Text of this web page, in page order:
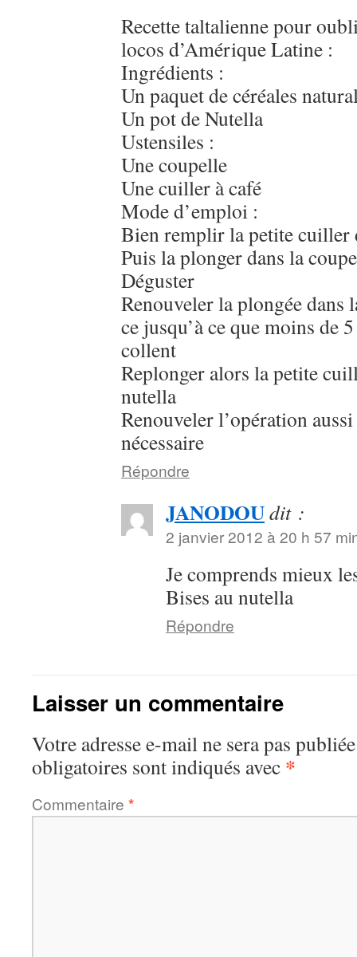
Recette taltalienne pour
locos d’Amérique Latine :
Ingrédients :
Un paquet de céréales
Un pot de Nutella
Ustensiles :
Une coupelle
Une cuiller à café
Mode d’emploi :
Bien remplir la petite cuiller
Puis la plonger dans la
Déguster
Renouveler la plongée dans
ce jusqu’à ce que moins de
collent
Replonger alors la petite
nutella
Renouveler l’opération
nécessaire
Répondre
JANODOUdit :
2 janvier 2012 à 20 h 57
Je comprends mieux
Bises au nutella
Répondre
Laisser un commentaire
Votre adresse e-mail ne sera pas
obligatoires sont indiqués avec *
Commentaire *